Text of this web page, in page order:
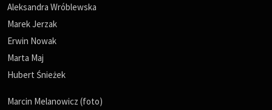
Aleksandra Wróblewska
Marek Jerzak
Erwin Nowak
Marta Maj
Hubert Śnieżek
Marcin Melanowicz (foto)